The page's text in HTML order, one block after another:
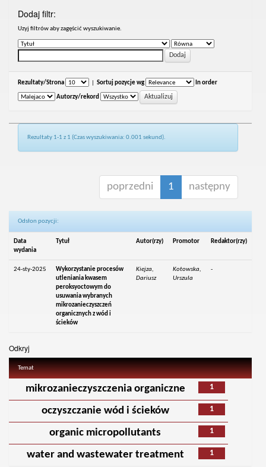
Dodaj filtr:
Uzyj filtrów aby zagęścić wyszukiwanie.
Rezultaty/Strona Sortuj pozycje wg In order
Autorzy/rekord
Rezultaty 1-1 z 1 (Czas wyszukiwania: 0.001 sekund).
poprzedni 1 następny
Odsłon pozycji:
Data
wydania
Tytuł Autor(rzy) Promotor Redaktor(rzy)
24-sty-2025
Wykorzystanie procesów
utleniania kwasem
peroksyoctowym do
usuwania wybranych
mikrozanieczyszczeń
organicznych z wód i
ścieków
Kiejza,
Dariusz
Kotowska,
Urszula
-
Odkryj
Temat
1
mikrozanieczyszczenia organiczne
1
oczyszczanie wód i ścieków
1
organic micropollutants
1
water and wastewater treatment